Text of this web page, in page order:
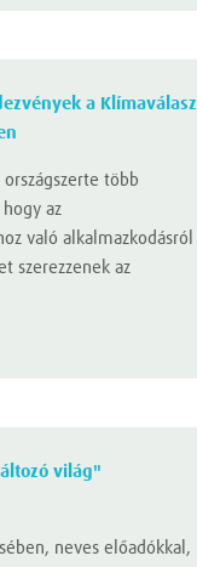
a Klímaválasz
több
az
való alkalmazkodásról
szerezzenek az
világ"
neves előadókkal,